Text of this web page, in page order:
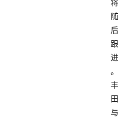
将
随
后
跟
进
。
丰
田
与